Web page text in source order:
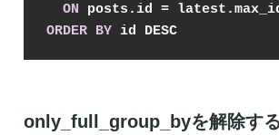
ON
ORDER BY id DESC
only_full_group_byを解除する